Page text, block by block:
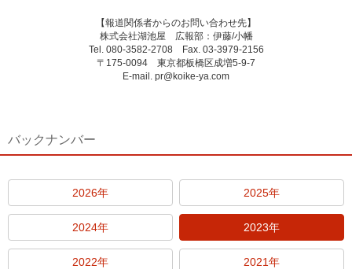
【報道関係者からのお問い合わせ先】
株式会社湖池屋 広報部：伊藤/小幡
Tel. 080-3582-2708 Fax. 03-3979-2156
〒175-0094 東京都板橋区成増5-9-7
E-mail. pr@koike-ya.com
バックナンバー
2026年 2025年
2024年 2023年
2022年 2021年